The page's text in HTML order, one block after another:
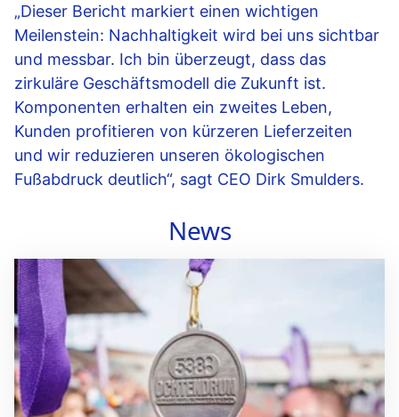
„Dieser Bericht markiert einen wichtigen
Meilenstein: Nachhaltigkeit wird bei uns sichtbar
und messbar. Ich bin überzeugt, dass das
zirkuläre Geschäftsmodell die Zukunft ist.
Komponenten erhalten ein zweites Leben,
Kunden profitieren von kürzeren Lieferzeiten
und wir reduzieren unseren ökologischen
Fußabdruck deutlich“, sagt CEO Dirk Smulders.
News